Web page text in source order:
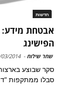
חדשות
אבטחת מידע:
הפישינג
שחר שילוח -
03/2014
סבלו ממתקפות